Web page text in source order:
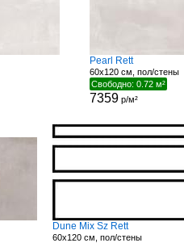
Pearl Rett
60x120 см, пол/стены
Свободно: 0.72 м²
7359р/м²
Dune Mix Sz Rett
60x120 см, пол/стены